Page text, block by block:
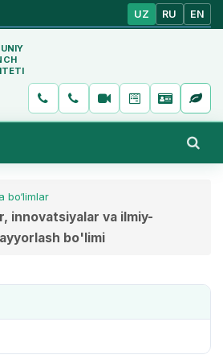
UZ RU EN
bo‘limlar
innovatsiyalar va ilmiy-
bo'limi